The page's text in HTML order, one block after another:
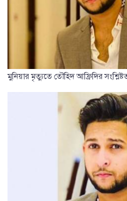
মুনিয়ার মৃত্যুতে তৌহিদ আফ্রিদির